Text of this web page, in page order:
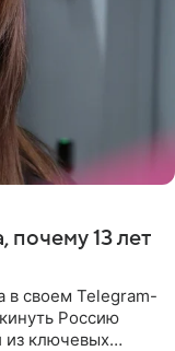
почему 13 лет
в своем Telegram-
Россию
из ключевых